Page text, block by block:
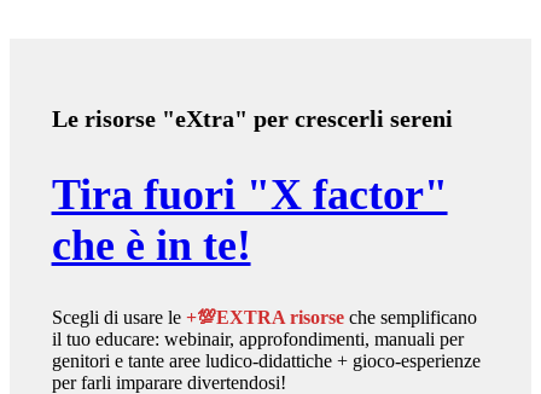
Le risorse "eXtra" per crescerli sereni
Tira fuori "X factor"
che è in te!
Scegli di usare le +💯EXTRA risorseche semplificano
il tuo educare: webinair, approfondimenti, manuali per
genitori e tante aree ludico-didattiche + gioco-esperienze
per farli imparare divertendosi!